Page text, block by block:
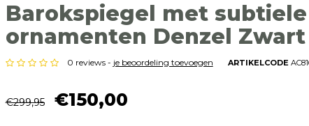
Barokspiegel met subtiele
ornamenten Denzel Zwart
0 reviews - je beoordeling toevoegen ARTIKELCODE
€299,95 €150,00